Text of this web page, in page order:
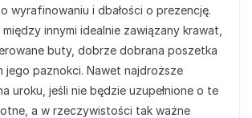
wyrafinowaniu i dbałości o prezencję.
innymi idealnie zawiązany krawat,
buty, dobrze dobrana poszetka
jego paznokci. Nawet najdroższe
uroku, jeśli nie będzie uzupełnione o te
a w rzeczywistości tak ważne